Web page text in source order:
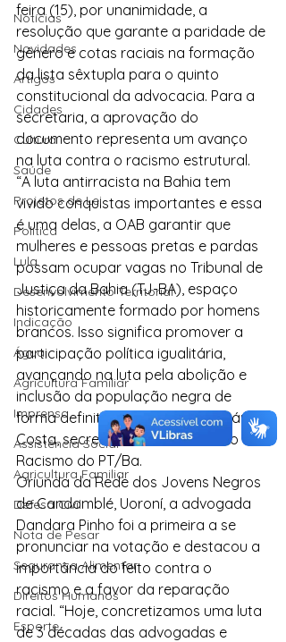
Notícias
Novidades
Artigos
Cidades
Cultura
Saúde
Projetos de Lei
Política
Lula
Desenvolvimento Territorial
Indicação
Água
Agricultura Familiar
Imprensa
Assistência Social
Agricultura Familiar
Defesa Civil
Nota de Pesar
Segurança Alimentar
Direitos Humanos
Esporte
feira (15), por unanimidade, a
resolução que garante a paridade de
gênero e cotas raciais na formação
da lista sêxtupla para o quinto
constitucional da advocacia. Para a
secretaria, a aprovação do
documento representa um avanço
na luta contra o racismo estrutural.
“A luta antirracista na Bahia tem
vivido conquistas importantes e essa
é uma delas, a OAB garantir que
mulheres e pessoas pretas e pardas
possam ocupar vagas no Tribunal de
Justiça da Bahia (TJ-BA), espaço
historicamente formado por homens
brancos. Isso significa promover a
participação política igualitária,
avançando na luta pela abolição e
inclusão da população negra de
forma definitiva”, declarou Ademário
Costa, secretário de Combate ao
Racismo do PT/Ba.
Oriunda da Rede dos Jovens Negros
de Candomblé, Uoroní, a advogada
Dandara Pinho foi a primeira a se
pronunciar na votação e destacou a
importância do feito contra o
racismo e a favor da reparação
racial. “Hoje, concretizamos uma luta
de 3 décadas das advogadas e